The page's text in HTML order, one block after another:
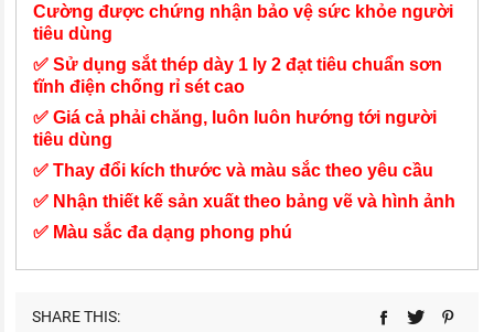
Cường được chứng nhận bảo vệ sức khỏe người
tiêu dùng
✅ Sử dụng sắt thép dày 1 ly 2 đạt tiêu chuẩn sơn
tĩnh điện chống rỉ sét cao
✅ Giá cả phải chăng, luôn luôn hướng tới người
tiêu dùng
✅ Thay đổi kích thước và màu sắc theo yêu cầu
✅ Nhận thiết kế sản xuất theo bảng vẽ và hình ảnh
✅ Màu sắc đa dạng phong phú
SHARE THIS: